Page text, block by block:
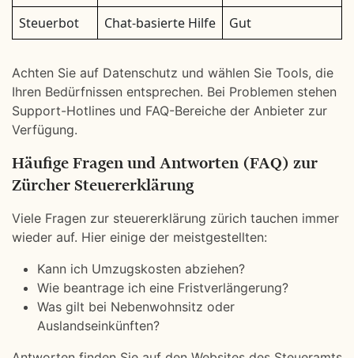
Steuerbot Chat-basierte Hilfe Gut
Achten Sie auf Datenschutz und wählen Sie Tools, die
Ihren Bedürfnissen entsprechen. Bei Problemen stehen
Support-Hotlines und FAQ-Bereiche der Anbieter zur
Verfügung.
Häufige Fragen und Antworten (FAQ) zur
Zürcher Steuererklärung
Viele Fragen zur steuererklärung zürich tauchen immer
wieder auf. Hier einige der meistgestellten:
Kann ich Umzugskosten abziehen?
Wie beantrage ich eine Fristverlängerung?
Was gilt bei Nebenwohnsitz oder
Auslandseinkünften?